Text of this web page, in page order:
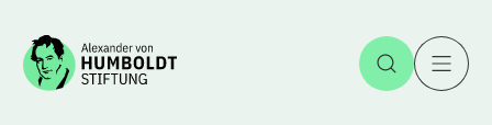
Zum Inhalt springen Suche